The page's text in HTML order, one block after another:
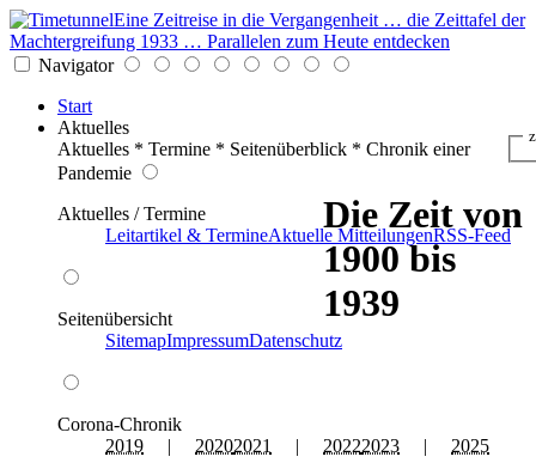
Eine Zeitreise in die Vergangenheit … die Zeittafel der
Machtergreifung 1933 … Parallelen zum Heute entdecken
Navigator
Start
Aktuelles
Aktuelles * Termine * Seitenüberblick * Chronik einer
Pandemie
Aktuelles / Termine
Leitartikel & TermineAktuelle MitteilungenRSS-Feed
Seitenübersicht
SitemapImpressumDatenschutz
Corona-Chronik
2019 | 20202021 | 20222023 | 2025
Die Zeit von
1900 bis
1939